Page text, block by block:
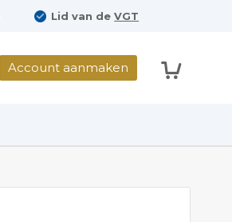
Lid van deVGT
Account aanmaken